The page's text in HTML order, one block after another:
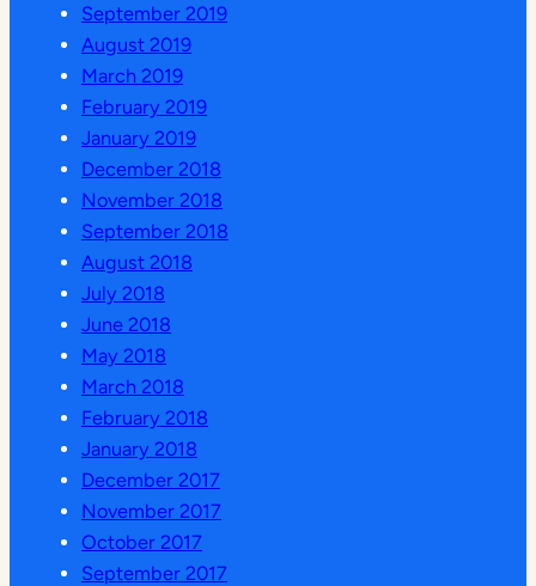
September 2019
August 2019
March 2019
February 2019
January 2019
December 2018
November 2018
September 2018
August 2018
July 2018
June 2018
May 2018
March 2018
February 2018
January 2018
December 2017
November 2017
October 2017
September 2017